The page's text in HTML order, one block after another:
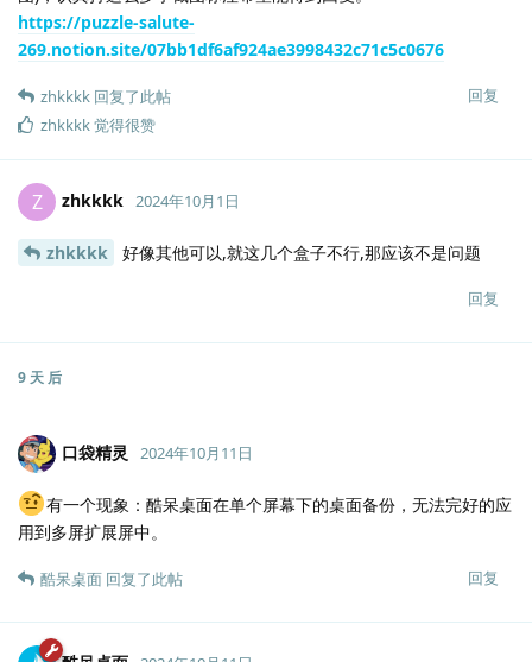
https://puzzle-salute-
269.notion.site/07bb1df6af924ae3998432c71c5c0676
回复
zhkkkk 回复了此帖
zhkkkk觉得很赞
Z zhkkkk 2024年10月1日
zhkkkk 好像其他可以,就这几个盒子不行,那应该不是问题
回复
9 天 后
口袋精灵 2024年10月11日
有一个现象：酷呆桌面在单个屏幕下的桌面备份，无法完好的应
用到多屏扩展屏中。
回复
酷呆桌面 回复了此帖